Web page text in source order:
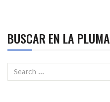
BUSCAR EN LA PLUMA